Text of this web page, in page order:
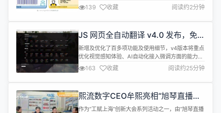
VoiceAgentEval ，旨在填补行业空白，让从业者更
清晰的了解在真实 AI 外呼业务场景中各个大模型的
综合性能表现，并为 AI 外呼场景的落地与技术体验
VoiceAgentEval 实现了从“基准测试构建”、“用户模
拟器...
139 收藏 阅读约2分钟
JS 网页全自动翻译 v4.0 发布，免
费开放私有化部署能力
新增及优化了百多项功能及使用细节，v4版本将重点
优化视觉感知体验、AI自动化接入微调方面的能力。
全面开放私有化部署能力，部署后可自动接入集成
GIteeAI大模型通道，采用混元翻译模型，开启内存
缓存加速，具备毫秒相应、高稳定支持。 两行 js 实
件、无 API Key、对 SEO 友好！ translat...
163 收藏 阅读约25分钟
熙流数字CEO牟熙亮相“旭琴直播
间”，共话AI赋能工业数智化未来
作为“工赋上海”创新大会系列活动之一，由“旭琴直播